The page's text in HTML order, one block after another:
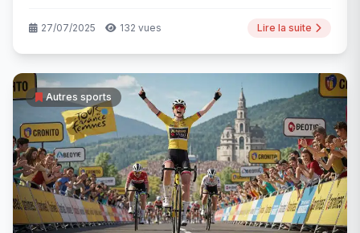
27/07/2025 132 vues Lire la suite
Autres sports